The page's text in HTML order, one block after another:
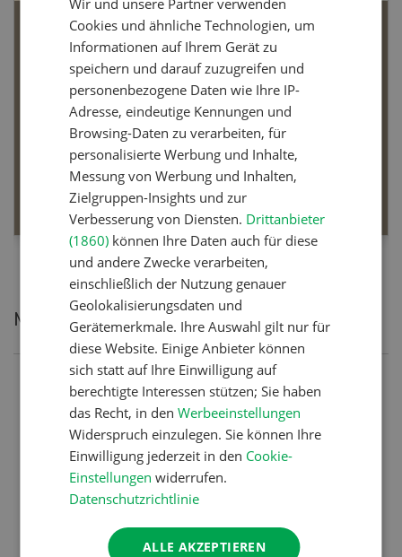
Bio-Artikel
Dossier Bio-Artikel
MEHR ERFAHREN
Meistgelesene Artikel
Nutztiere
Schweizer Kuhnamen: Liste
von A-Z
Pflanzenbau
Erst das Ziel, dann die
Wir und unsere Partner verwenden
Cookies und ähnliche Technologien, um
Informationen auf Ihrem Gerät zu
speichern und darauf zuzugreifen und
personenbezogene Daten wie Ihre IP-
Adresse, eindeutige Kennungen und
Browsing-Daten zu verarbeiten, für
personalisierte Werbung und Inhalte,
Messung von Werbung und Inhalten,
Zielgruppen-Insights und zur
Verbesserung von Diensten. Drittanbieter
(1860) können Ihre Daten auch für diese
und andere Zwecke verarbeiten,
einschließlich der Nutzung genauer
Geolokalisierungsdaten und
Gerätemerkmale. Ihre Auswahl gilt nur für
diese Website. Einige Anbieter können
sich statt auf Ihre Einwilligung auf
berechtigte Interessen stützen; Sie haben
das Recht, in denWerbeeinstellungen
Widerspruch einzulegen. Sie können Ihre
Einwilligung jederzeit in den Cookie-
Einstellungen widerrufen.
Datenschutzrichtlinie
ALLE AKZEPTIEREN